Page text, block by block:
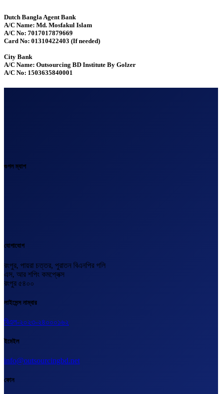
Dutch Bangla Agent Bank
A/C Name: Md. Mosfakul Islam
A/C No: 7017017879669
Card No: 01310422403 (If needed)
City Bank
A/C Name: Outsourcing BD Institute By Golzer
A/C No: 1503635840001
গুগল ম্যাপ
যোগাযোগ
রংপুর, পায়রা চত্তর, পুরাতন বিএনপির গলি
এস, আর শপিং কমপ্লেক্স
রংপুর ৫৪০০
লাইসেন্স নাম্বার
বিএল-২০২৩-২৪০০০১৬২
ইমেইল
info@outsourcingbd.net
ফোন